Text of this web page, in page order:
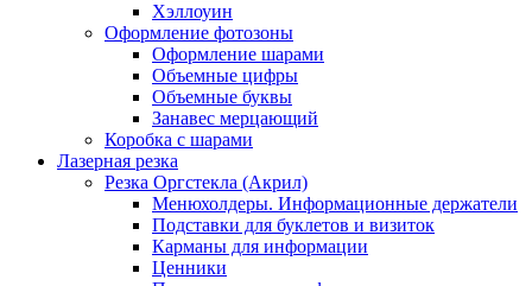
Хэллоуин
Оформление фотозоны
Оформление шарами
Объемные цифры
Объемные буквы
Занавес мерцающий
Коробка с шарами
Лазерная резка
Резка Оргстекла (Акрил)
Менюхолдеры. Информационные держатели
Подставки для буклетов и визиток
Карманы для информации
Ценники